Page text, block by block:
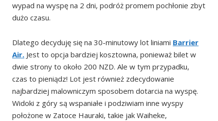
wypad na wyspę na 2 dni, podróż promem pochłonie zbyt
dużo czasu.
Dlatego decyduję się na 30-minutowy lot liniami Barrier
Air. Jest to opcja bardziej kosztowna, ponieważ bilet w
dwie strony to około 200 NZD. Ale w tym przypadku,
czas to pieniądz! Lot jest również zdecydowanie
najbardziej malowniczym sposobem dotarcia na wyspę.
Widoki z góry są wspaniałe i podziwiam inne wyspy
położone w Zatoce Hauraki, takie jak Waiheke,